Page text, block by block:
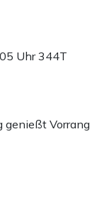
Uhr344T
genießt Vorrang